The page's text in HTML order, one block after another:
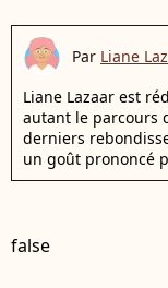
Par Liane
Liane Lazaar est
autant le parcours
derniers
un goût prononcé
false